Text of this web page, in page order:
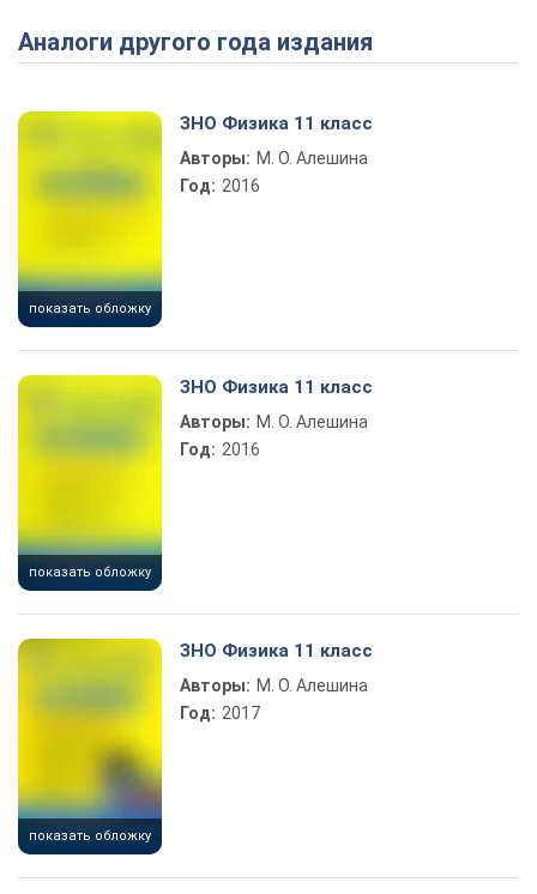
Play Video
Аналоги другого года издания
показать обложку
ЗНО Физика 11 класс
Авторы: М. О. Алешина
Год: 2016
показать обложку
ЗНО Физика 11 класс
Авторы: М. О. Алешина
Год: 2016
показать обложку
ЗНО Физика 11 класс
Авторы: М. О. Алешина
Год: 2017